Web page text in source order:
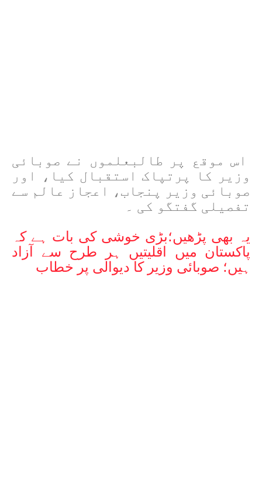
اس موقع پر طالبعلموں نے صوبائی
وزیر کا پرتپاک استقبال کیا، اور
صوبائی وزیر پنجاب، اعجاز عالم سے
تفصیلی گفتگو کی ۔
یہ بھی پڑھیں؛بڑی خوشی کی بات ہے کہ
پاکستان میں اقلیتیں ہر طرح سے آزاد
ہیں؛ صوبائی وزیر کا دیوالی پر خطاب